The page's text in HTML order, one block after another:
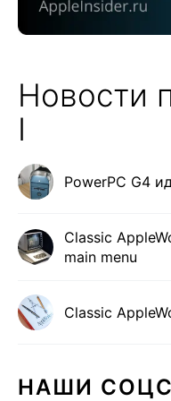
Новости
I
PowerPC G4
Classic
main menu
Classic
НАШИ